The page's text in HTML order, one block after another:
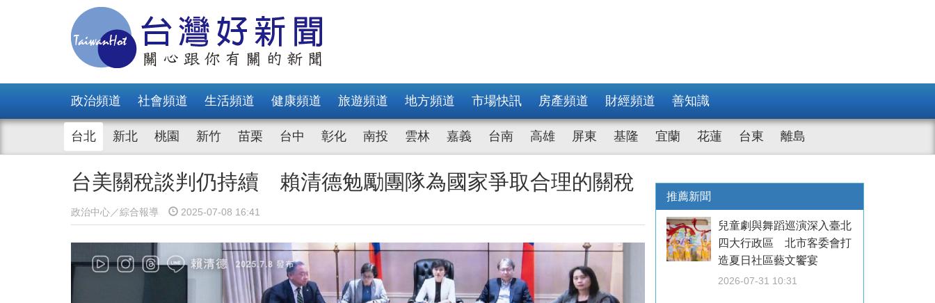
政治頻道 社會頻道 生活頻道 健康頻道 旅遊頻道 地方頻道 市場快訊 房產頻道 財經頻道 善知識
台北 新北 桃園 新竹 苗栗 台中 彰化 南投 雲林 嘉義 台南 高雄 屏東 基隆 宜蘭 花蓮 台東 離島
台美關稅談判仍持續 賴清德勉勵團隊為國家爭取合理的關稅
政治中心／綜合報導 2025-07-08 16:41
推薦新聞
兒童劇與舞蹈巡演深入臺北
四大行政區 北市客委會打
造夏日社區藝文饗宴
2026-07-31 10:31